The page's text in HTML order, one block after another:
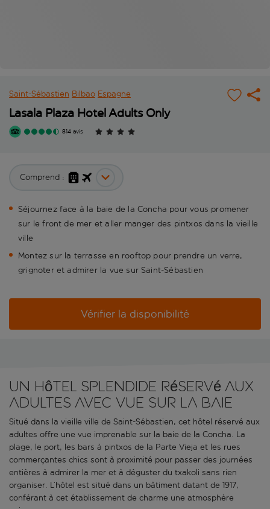
Saint-Sébastien Bilbao Espagne
Lasala Plaza Hotel Adults Only
814 avis
Comprend :
Séjournez face à la baie de la Concha pour vous promener
sur le front de mer et aller manger des pintxos dans la vieille
ville
Montez sur la terrasse en rooftop pour prendre un verre,
grignoter et admirer la vue sur Saint-Sébastien
Vérifier la disponibilité
Un hôtel splendide réservé aux
adultes avec vue sur la baie
Situé dans la vieille ville de Saint-Sébastien, cet hôtel réservé aux
adultes offre une vue imprenable sur la baie de la Concha. La
plage, le port, les bars à pintxos de la Parte Vieja et les rues
commerçantes chics sont à proximité pour passer des journées
entières à admirer la mer et à déguster du txakoli sans rien
organiser. L’hôtel est situé dans un bâtiment datant de 1917,
conférant à cet établissement de charme une atmosphère